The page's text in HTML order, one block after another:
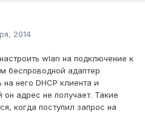
2014
wlan на подключение к
беспроводной адаптер
него DHCP клиента и
он адрес не получает. Такие
когда поступил запрос на